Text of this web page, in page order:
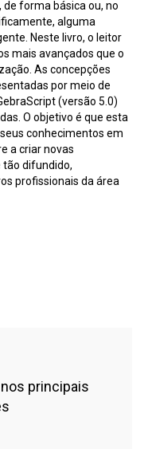
forma básica ou, no
alguma
Neste livro, o leitor
mais avançados que o
As concepções
por meio de
(versão 5.0)
O objetivo é que esta
conhecimentos em
a criar novas
difundido,
profissionais da área
principais